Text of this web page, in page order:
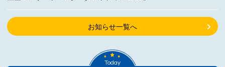
お知らせ一覧へ
Today